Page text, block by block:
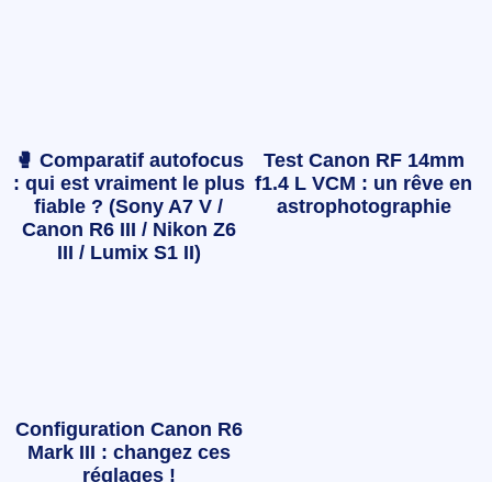
🥊 Comparatif autofocus
: qui est vraiment le plus
fiable ? (Sony A7 V /
Canon R6 III / Nikon Z6
III / Lumix S1 II)
Test Canon RF 14mm
f1.4 L VCM : un rêve en
astrophotographie
Configuration Canon R6
Mark III : changez ces
réglages !